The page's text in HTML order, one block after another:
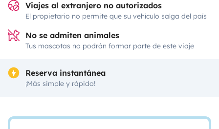
Viajes al extranjero no autorizados
El propietario no permite que su vehículo salga del país
No se admiten animales
Tus mascotas no podrán formar parte de este viaje
Reserva instantánea
¡Más simple y rápido!